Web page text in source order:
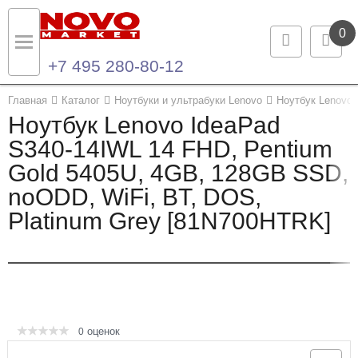
0
+7 495 280-80-12
Главная Каталог Ноутбуки и ультрабуки Lenovo Ноутбук Lenovo
Ноутбук Lenovo IdeaPad
S340-14IWL 14 FHD, Pentium
Gold 5405U, 4GB, 128GB SSD,
noODD, WiFi, BT, DOS,
Platinum Grey [81N700HTRK]
0 оценок
Назад
Каталог продукции
Ноутбуки и ультрабуки
Компьютеры
Назад
Контакты
Контактная информация